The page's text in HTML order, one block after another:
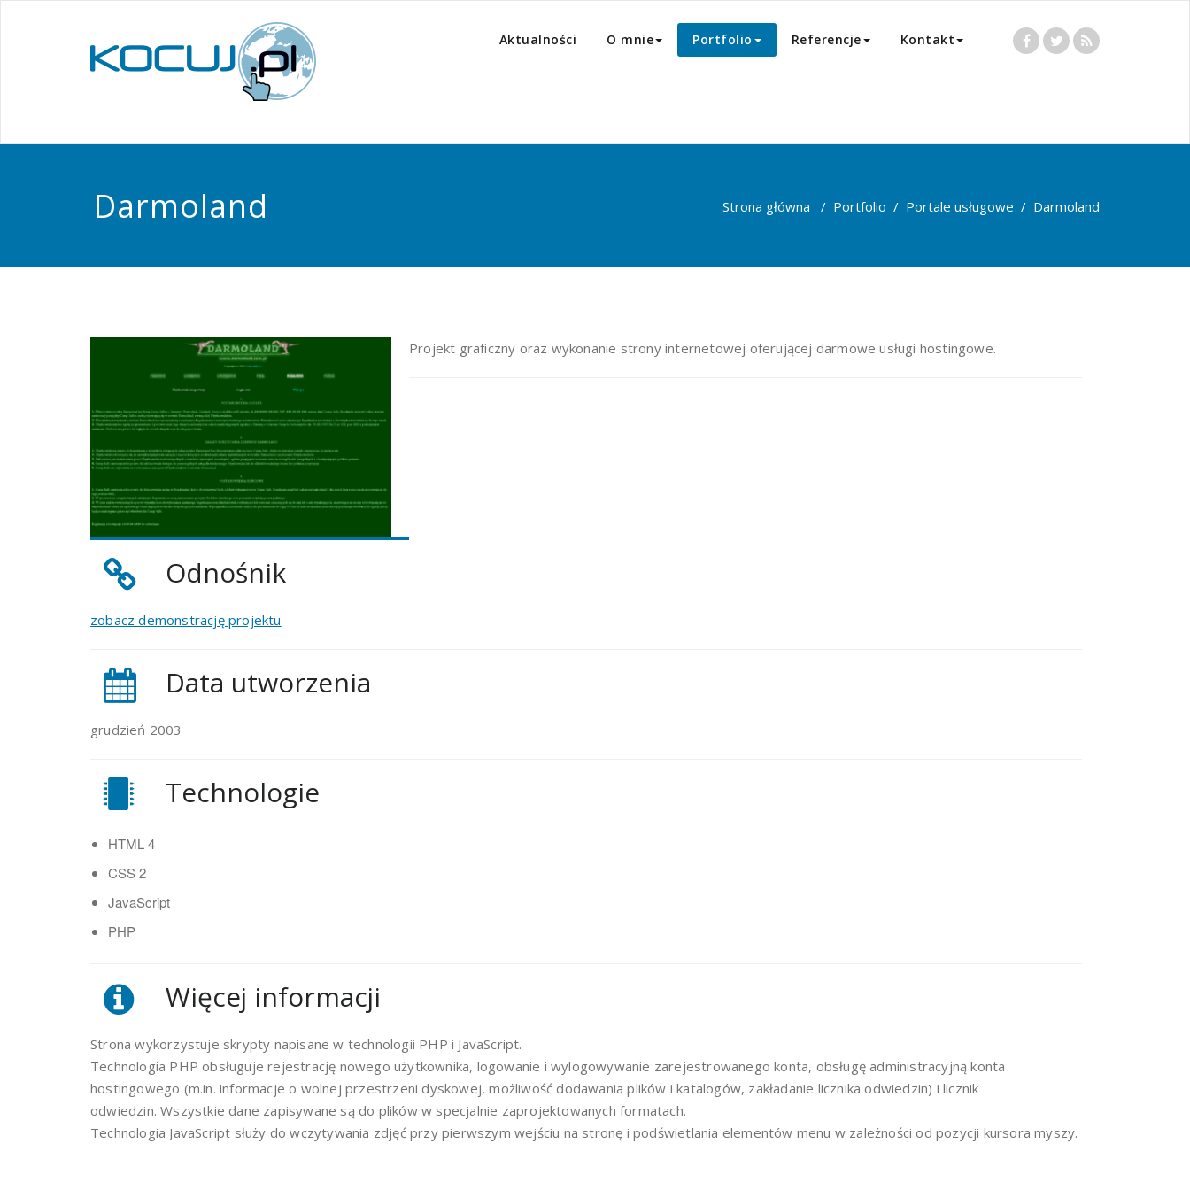
Aktualności O mnie Portfolio Referencje Kontakt
Darmoland Strona główna / Portfolio / Portale usługowe / Darmoland
Projekt graficzny oraz wykonanie strony internetowej oferującej darmowe usługi hostingowe.
Odnośnik
zobacz demonstrację projektu
Data utworzenia
grudzień 2003
Technologie
HTML 4
CSS 2
JavaScript
PHP
Więcej informacji
Strona wykorzystuje skrypty napisane w technologii PHP i JavaScript.
Technologia PHP obsługuje rejestrację nowego użytkownika, logowanie i wylogowywanie zarejestrowanego konta, obsługę administracyjną konta
hostingowego (m.in. informacje o wolnej przestrzeni dyskowej, możliwość dodawania plików i katalogów, zakładanie licznika odwiedzin) i licznik
odwiedzin. Wszystkie dane zapisywane są do plików w specjalnie zaprojektowanych formatach.
Technologia JavaScript służy do wczytywania zdjęć przy pierwszym wejściu na stronę i podświetlania elementów menu w zależności od pozycji kursora myszy.